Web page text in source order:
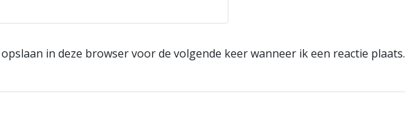
in deze browser voor de volgende keer wanneer ik een reactie plaats.